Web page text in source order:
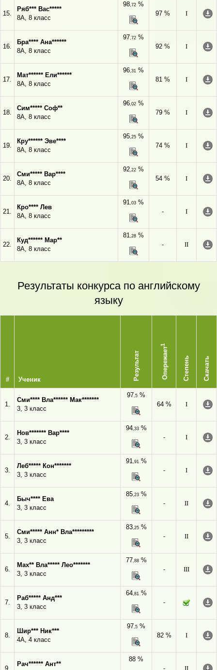
15.
Ряб*** Вас*****
8А, 8 класс
98,72 %
97 %
I
16.
Бра**** Ана******
8А, 8 класс
97,72 %
92 %
I
17.
Мат****** Ели******
8А, 8 класс
96,31 %
81 %
I
18.
Сим***** Соф**
8А, 8 класс
96,02 %
79 %
I
19.
Кру****** Эве****
8А, 8 класс
95,25 %
74 %
I
20.
Сми***** Вар****
8А, 8 класс
92,22 %
54 %
I
21.
Кро**** Лев
8А, 8 класс
91,03 %
-
I
22.
Куд****** Мар**
8А, 8 класс
81,28 %
-
II
Результаты конкурса по английскому
языку
# Ученик Результат Опережает
1
Степень Скачать
1.
Сми**** Вла****** Мак*******
3, 3 класс
97,5 %
64 %
I
2.
Нов******* Вар****
3, 3 класс
94,33%
-
I
3.
Леб***** Кон*******
3, 3 класс
91,91%
-
I
4.
Быч**** Ева
3, 3 класс
85,23%
-
II
5.
Сми***** Анн* Вла*********
3, 3 класс
83,25%
-
II
6.
Мах** Вла***** Лео*******
3, 3 класс
77,88%
-
III
7.
Раб***** Анд***
3, 3 класс
64,81%
-
8.
Шир*** Ник***
4А, 4 класс
97,5 %
82 %
I
9.
Рач****** Ант**
88 %
-
II